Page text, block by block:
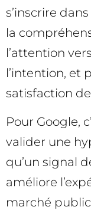
s’inscrire
la
l’attention
l’intention, et
satisfaction
Pour Google,
valider une
qu’un signal
améliore
marché